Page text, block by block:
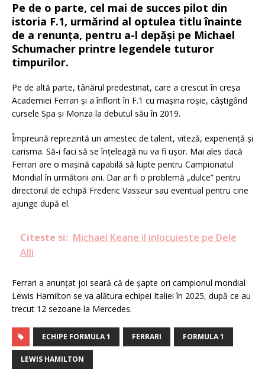
Pe de o parte, cel mai de succes pilot din
istoria F.1, urmărind al optulea titlu înainte
de a renunța, pentru a-l depăși pe Michael
Schumacher printre legendele tuturor
timpurilor.
Pe de altă parte, tânărul predestinat, care a crescut în creșa
Academiei Ferrari și a înflorit în F.1 cu mașina roșie, câștigând
cursele Spa și Monza la debutul său în 2019.
Împreună reprezintă un amestec de talent, viteză, experiență și
carisma. Să-i faci să se înțeleagă nu va fi ușor. Mai ales dacă
Ferrari are o mașină capabilă să lupte pentru Campionatul
Mondial în următorii ani. Dar ar fi o problemă „dulce” pentru
directorul de echipă Frederic Vasseur sau eventual pentru cine
ajunge după el.
Citeste si: Michael Keane il inlocuieste pe Dele
Alli
Ferrari a anunțat joi seară că de șapte ori campionul mondial
Lewis Hamilton se va alătura echipei Italiei în 2025, după ce au
trecut 12 sezoane la Mercedes.
ECHIPE FORMULA 1 FERRARI FORMULA 1
LEWIS HAMILTON